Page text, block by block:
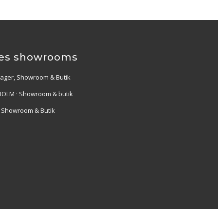
showrooms
Showroom & Butik
· Showroom & butik
Showroom & Butik